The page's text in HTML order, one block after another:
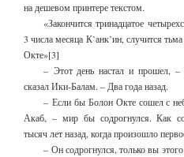
на дешевом принтере текстом.
«Закончится тринадцатое
3 числа месяца К’анк’ин, случится
Окте»[3]
– Этот день настал и прошел, –
сказал Ики-Балам. – Два года назад.
– Если бы Болон Окте сошел с
Акаб, – мир бы содрогнулся. Как
тысяч лет назад, когда произошло
– Он содрогнулся, только вы